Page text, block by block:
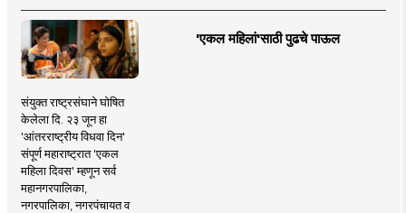
'एकल महिलां'साठी पुढचे पाऊल
संयुक्त राष्ट्रसंघाने घोषित
केलेला दि. २३ जून हा
'आंतरराष्ट्रीय विधवा दिन'
संपूर्ण महाराष्ट्रात 'एकल
महिला दिवस' म्हणून सर्व
महानगरपालिका,
नगरपालिका, नगरपंचायत व